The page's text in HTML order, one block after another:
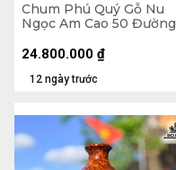
Chum Phú Quý Gỗ Nu
Ngọc Am Cao 50 Đường
12 ngày trước
24.800.000 ₫